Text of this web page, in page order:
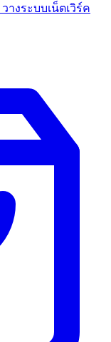
วางระบบเน็ตเวิร์ค